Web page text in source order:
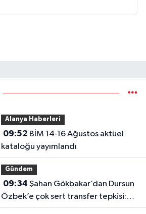
Alanya Haberleri
09:52
kataloğu yayımlandı
Gündem
09:34
Özbek’e çok sert transfer tepkisi:
“Vizyon yok!”